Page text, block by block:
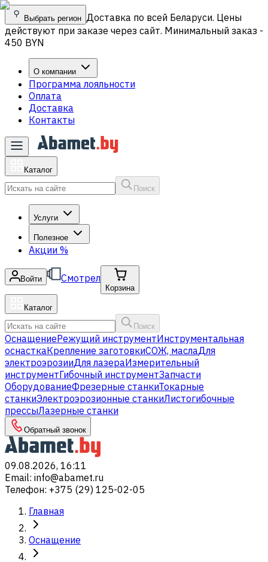
Выбрать регион Доставка по всей Беларуси. Цены
действуют при заказе через сайт. Минимальный заказ -
450 BYN
О компании
Программа лояльности
Оплата
Доставка
Контакты
Каталог
Поиск
Услуги
Полезное
Акции %
Войти Смотрел
Корзина
Каталог
Поиск
ОснащениеРежущий инструментИнструментальная
оснасткаКрепление заготовкиСОЖ, маслаДля
электроэрозииДля лазераИзмерительный
инструментГибочный инструментЗапчасти
ОборудованиеФрезерные станкиТокарные
станкиЭлектроэрозионные станкиЛистогибочные
прессыЛазерные станки
Обратный звонок
09.08.2026, 16:11
Email: info@abamet.ru
Телефон: +375 (29) 125-02-05
Главная
Оснащение